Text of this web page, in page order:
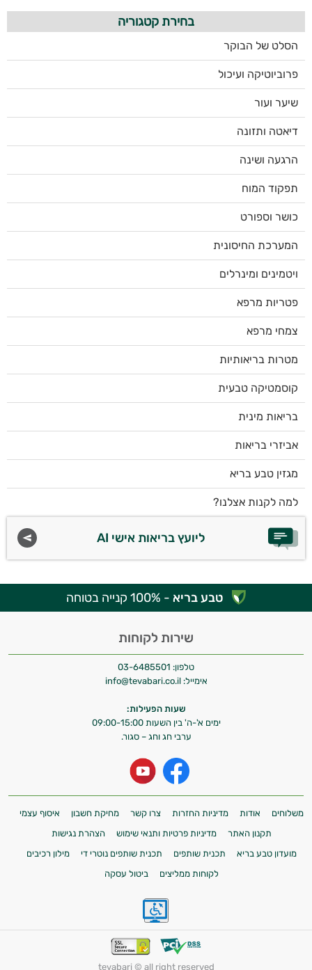
בחירת קטגוריה
הסלט של הבוקר
פרוביוטיקה ועיכול
שיער ועור
דיאטה ותזונה
הרגעה ושינה
תפקוד המוח
כושר וספורט
המערכת החיסונית
ויטמינים ומינרלים
פטריות מרפא
צמחי מרפא
מטרות בריאותיות
קוסמטיקה טבעית
בריאות מינית
אביזרי בריאות
מגזין טבע בריא
למה לקנות אצלנו?
ליועץ בריאות אישי AI
טבע בריא - 100% קנייה בטוחה
שירות לקוחות
טלפון: 03-6485501
אימייל: info@tevabari.co.il
שעות הפעילות:
ימים א'-ה' בין השעות 09:00-15:00
ערבי חג וחג – סגור.
משלוחים אודות מדיניות החזרות צרו קשר מחיקת חשבון
איסוף עצמי
תקנון האתר
מדיניות פרטיות ותנאי שימוש
הצהרת נגישות
מועדון טבע בריא
תכנית שותפים תכנית שותפים נוטרי די
מילון רכיבים
לקוחות ממליצים
ביטול עסקה
tevabari © all right reserved